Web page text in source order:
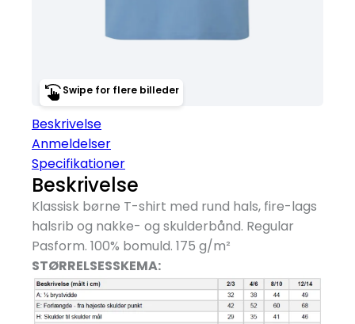
Swipe for flere billeder
Beskrivelse
Anmeldelser
Specifikationer
Beskrivelse
Klassisk børne T-shirt med rund hals, fire-lags
halsrib og nakke- og skulderbånd. Regular
Pasform. 100% bomuld. 175 g/m²
STØRRELSESSKEMA: